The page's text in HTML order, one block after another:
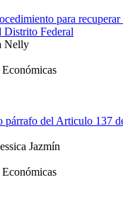
para
Distrito Federal
Nelly
párrafo del Articulo 137
Jazmín